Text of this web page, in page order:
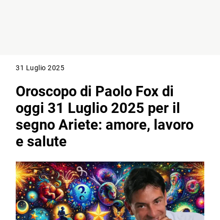
31 Luglio 2025
Oroscopo di Paolo Fox di
oggi 31 Luglio 2025 per il
segno Ariete: amore, lavoro
e salute